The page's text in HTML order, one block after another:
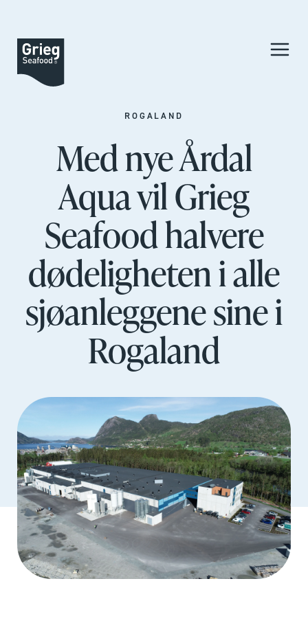
ROGALAND
Med nye Årdal
Aqua vil Grieg
Seafood halvere
dødeligheten i alle
sjøanleggene sine i
Rogaland